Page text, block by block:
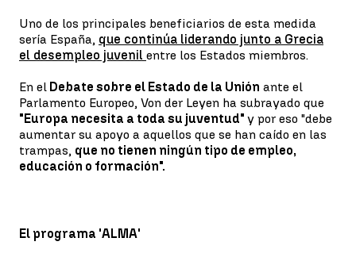
Uno de los principales beneficiarios de esta medida
sería España, que continúa liderando junto a Grecia
el desempleo juvenil entre los Estados miembros.
En el Debate sobre el Estado de la Unión ante el
Parlamento Europeo, Von der Leyen ha subrayado que
"Europa necesita a toda su juventud" y por eso "debe
aumentar su apoyo a aquellos que se han caído en las
trampas, que no tienen ningún tipo de empleo,
educación o formación".
El programa 'ALMA'